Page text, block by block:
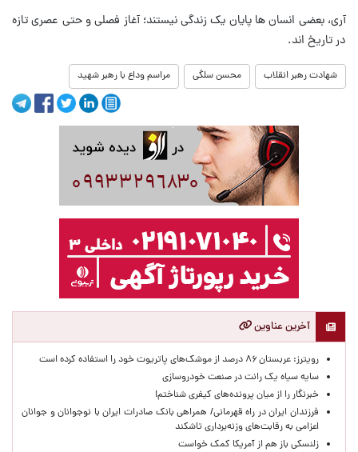
آری، بعضی انسان‌ ها پایان یک زندگی نیستند؛ آغاز فصلی و حتی عصری تازه
در تاریخ‌ اند.
شهادت رهبر انقلاب محسن سلگی مراسم وداع با رهبر شهید
آخرین عناوین
رویترز: عربستان ۸۶ درصد از موشک‌های پاتریوت خود را استفاده کرده است
سایه سیاه یک رانت در صنعت خودروسازی
خبرنگار را از میان پرونده‌های کیفری شناختم!
​فرزندان ایران در راه قهرمانی/ همراهی بانک صادرات ایران با نوجوانان و جوانان
اعزامی به رقابت‌های وزنه‌برداری تاشکند
زلنسکی باز هم از آمریکا کمک خواست